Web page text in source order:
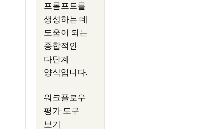
프롬프트를
생성하는 데
도움이 되는
종합적인
다단계
양식입니다.
워크플로우
평가 도구
보기